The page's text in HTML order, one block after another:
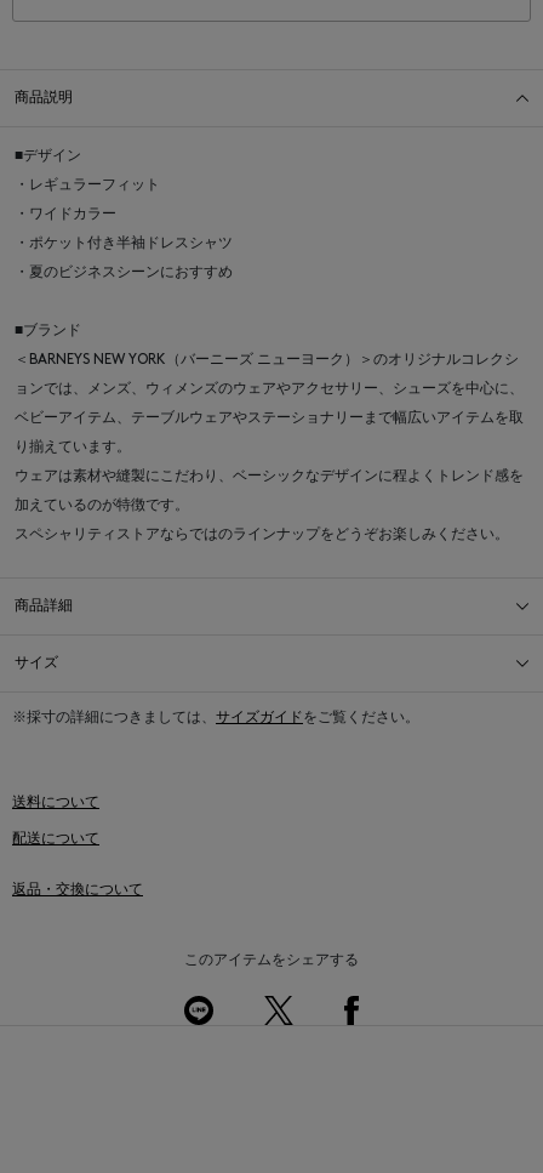
商品説明
■デザイン
・レギュラーフィット
・ワイドカラー
・ポケット付き半袖ドレスシャツ
・夏のビジネスシーンにおすすめ
■ブランド
＜BARNEYS NEW YORK（バーニーズ ニューヨーク）＞のオリジナルコレクシ
ョンでは、メンズ、ウィメンズのウェアやアクセサリー、シューズを中心に、
ベビーアイテム、テーブルウェアやステーショナリーまで幅広いアイテムを取
り揃えています。
ウェアは素材や縫製にこだわり、ベーシックなデザインに程よくトレンド感を
加えているのが特徴です。
スペシャリティストアならではのラインナップをどうぞお楽しみください。
商品詳細
サイズ
※採寸の詳細につきましては、 サイズガイドをご覧ください。
送料について
配送について
返品・交換について
このアイテムをシェアする